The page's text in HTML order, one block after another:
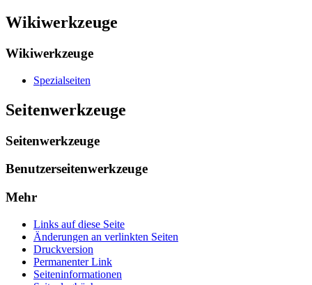
Wikiwerkzeuge
Wikiwerkzeuge
Spezialseiten
Seitenwerkzeuge
Seitenwerkzeuge
Benutzerseitenwerkzeuge
Mehr
Links auf diese Seite
Änderungen an verlinkten Seiten
Druckversion
Permanenter Link
Seiten­­informationen